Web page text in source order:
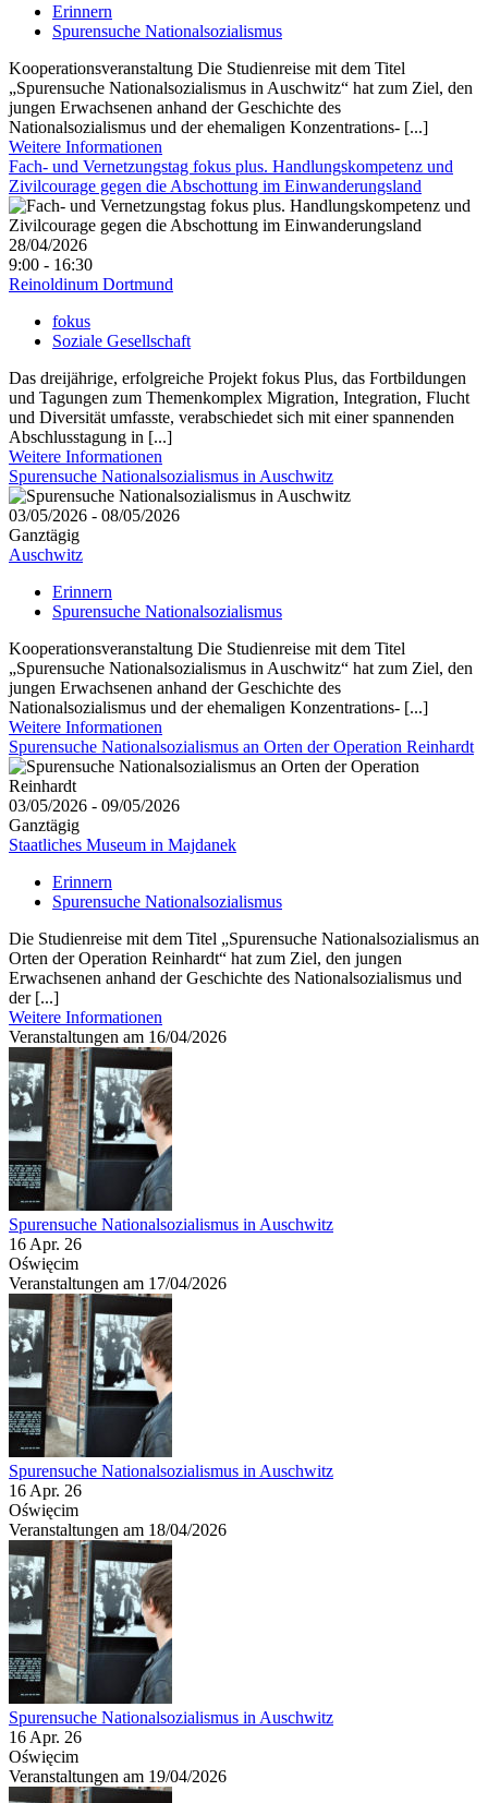
Erinnern
Spurensuche Nationalsozialismus
Kooperationsveranstaltung Die Studienreise mit dem Titel
„Spurensuche Nationalsozialismus in Auschwitz“ hat zum Ziel, den
jungen Erwachsenen anhand der Geschichte des
Nationalsozialismus und der ehemaligen Konzentrations- [...]
Weitere Informationen
Fach- und Vernetzungstag fokus plus. Handlungskompetenz und
Zivilcourage gegen die Abschottung im Einwanderungsland
28/04/2026
9:00 - 16:30
Reinoldinum Dortmund
fokus
Soziale Gesellschaft
Das dreijährige, erfolgreiche Projekt fokus Plus, das Fortbildungen
und Tagungen zum Themenkomplex Migration, Integration, Flucht
und Diversität umfasste, verabschiedet sich mit einer spannenden
Abschlusstagung in [...]
Weitere Informationen
Spurensuche Nationalsozialismus in Auschwitz
03/05/2026 - 08/05/2026
Ganztägig
Auschwitz
Erinnern
Spurensuche Nationalsozialismus
Kooperationsveranstaltung Die Studienreise mit dem Titel
„Spurensuche Nationalsozialismus in Auschwitz“ hat zum Ziel, den
jungen Erwachsenen anhand der Geschichte des
Nationalsozialismus und der ehemaligen Konzentrations- [...]
Weitere Informationen
Spurensuche Nationalsozialismus an Orten der Operation Reinhardt
03/05/2026 - 09/05/2026
Ganztägig
Staatliches Museum in Majdanek
Erinnern
Spurensuche Nationalsozialismus
Die Studienreise mit dem Titel „Spurensuche Nationalsozialismus an
Orten der Operation Reinhardt“ hat zum Ziel, den jungen
Erwachsenen anhand der Geschichte des Nationalsozialismus und
der [...]
Weitere Informationen
Veranstaltungen am 16/04/2026
Spurensuche Nationalsozialismus in Auschwitz
16 Apr. 26
Oświęcim
Veranstaltungen am 17/04/2026
Spurensuche Nationalsozialismus in Auschwitz
16 Apr. 26
Oświęcim
Veranstaltungen am 18/04/2026
Spurensuche Nationalsozialismus in Auschwitz
16 Apr. 26
Oświęcim
Veranstaltungen am 19/04/2026